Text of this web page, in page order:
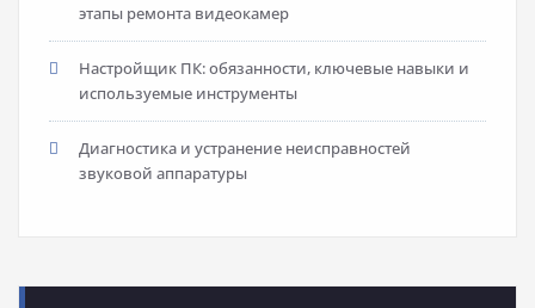
этапы ремонта видеокамер
Настройщик ПК: обязанности, ключевые навыки и
используемые инструменты
Диагностика и устранение неисправностей
звуковой аппаратуры